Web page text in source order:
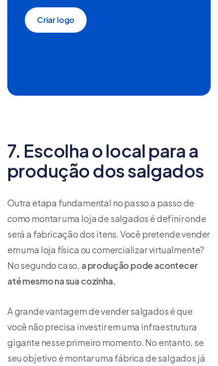
Criar logo
7. Escolha o local para a
produção dos salgados
Outra etapa fundamental no passo a passo de
como montar uma loja de salgados é definir onde
será a fabricação dos itens. Você pretende vender
em uma loja física ou comercializar virtualmente?
No segundo caso, a produção pode acontecer
até mesmo na sua cozinha.
A grande vantagem de vender salgados é que
você não precisa investir em uma infraestrutura
gigante nesse primeiro momento. No entanto, se
seu objetivo é montar uma fábrica de salgados já